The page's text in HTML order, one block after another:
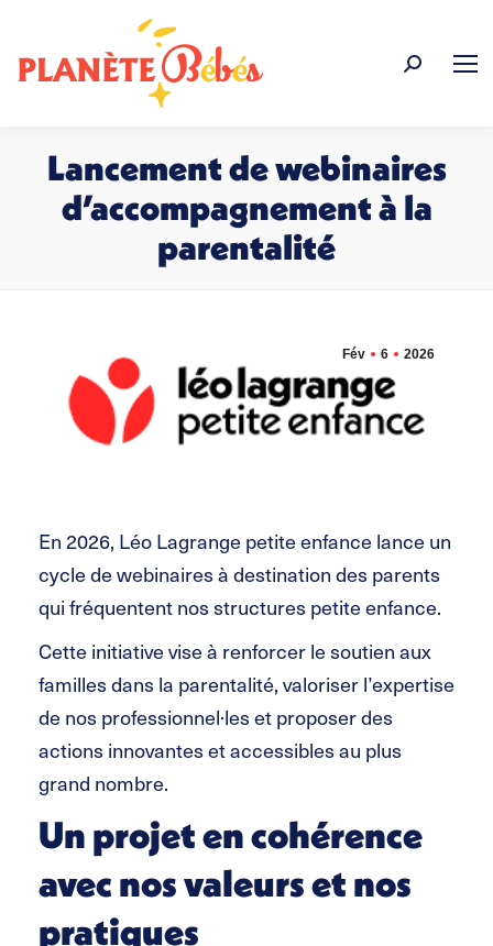
Recherche
Lancement de webinaires
d’accompagnement à la
parentalité
Fév 6 2026
En 2026, Léo Lagrange petite enfance lance un
cycle de webinaires à destination des parents
qui fréquentent nos structures petite enfance.
Cette initiative vise à renforcer le soutien aux
familles dans la parentalité, valoriser l’expertise
de nos professionnel·les et proposer des
actions innovantes et accessibles au plus
grand nombre.
Un projet en cohérence
avec nos valeurs et nos
pratiques